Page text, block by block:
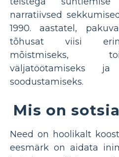
narratiivsed
1990. aastatel,
tõhusat viisi
mõistmiseks,
väljatöötamiseks
soodustamiseks.
Mis on
Need on hoolikalt
eesmärk on aidata